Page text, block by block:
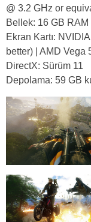
@ 3.2 GHz or
Bellek: 16 GB RAM
Ekran Kartı:
better) | AMD Vega
DirectX: Sürüm 11
Depolama: 59 GB